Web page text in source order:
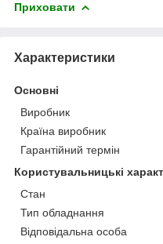
Приховати
Характеристики
Основні
Виробник
Країна виробник
Гарантійний термін
Користувальницькі
Стан
Тип обладнання
Відповідальна особа